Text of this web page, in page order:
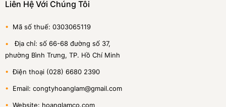
Liên Hệ Với Chúng Tôi
• Mã số thuế: 0303065119
• Địa chỉ: số 66-68 đường số 37,
phường Bình Trưng, TP. Hồ Chí Minh
• Điện thoại (028) 6680 2390
• Email: congtyhoanglam@gmail.com
• Website: hoanglamco.com